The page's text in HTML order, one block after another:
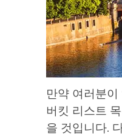
만약 여러분
버킷 리스트
을 것입니다.